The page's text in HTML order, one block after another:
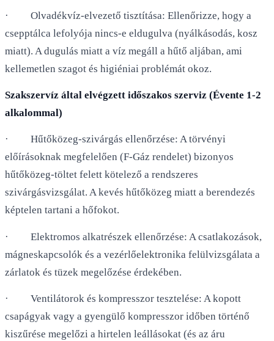
· Olvadékvíz-elvezető tisztítása: Ellenőrizze, hogy a
csepptálca lefolyója nincs-e eldugulva (nyálkásodás, kosz
miatt). A dugulás miatt a víz megáll a hűtő aljában, ami
kellemetlen szagot és higiéniai problémát okoz.
Szakszervíz által elvégzett időszakos szerviz (Évente 1-2
alkalommal)
· Hűtőközeg-szivárgás ellenőrzése: A törvényi
előírásoknak megfelelően (F-Gáz rendelet) bizonyos
hűtőközeg-töltet felett kötelező a rendszeres
szivárgásvizsgálat. A kevés hűtőközeg miatt a berendezés
képtelen tartani a hőfokot.
· Elektromos alkatrészek ellenőrzése: A csatlakozások,
mágneskapcsolók és a vezérlőelektronika felülvizsgálata a
zárlatok és tüzek megelőzése érdekében.
· Ventilátorok és kompresszor tesztelése: A kopott
csapágyak vagy a gyengülő kompresszor időben történő
kiszűrése megelőzi a hirtelen leállásokat (és az áru